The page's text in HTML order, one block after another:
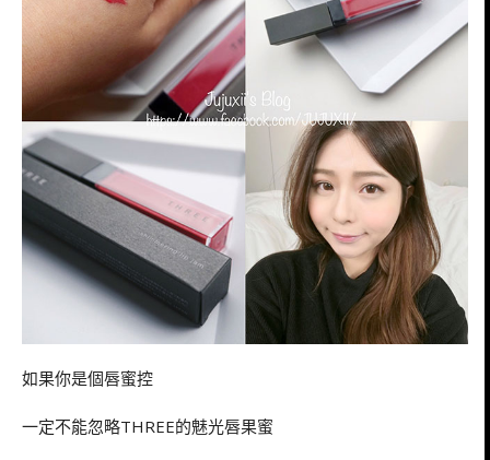
如果你是個唇蜜控
一定不能忽略THREE的魅光唇果蜜